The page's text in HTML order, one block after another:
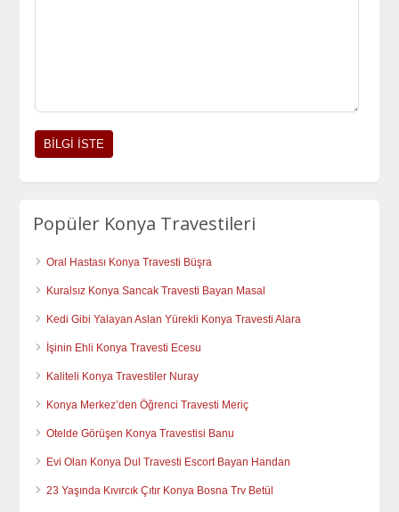
Popüler Konya Travestileri
Oral Hastası Konya Travesti Büşra
Kuralsız Konya Sancak Travesti Bayan Masal
Kedi Gibi Yalayan Aslan Yürekli Konya Travesti Alara
İşinin Ehli Konya Travesti Ecesu
Kaliteli Konya Travestiler Nuray
Konya Merkez’den Öğrenci Travesti Meriç
Otelde Görüşen Konya Travestisi Banu
Evi Olan Konya Dul Travesti Escort Bayan Handan
23 Yaşında Kıvırcık Çıtır Konya Bosna Trv Betül